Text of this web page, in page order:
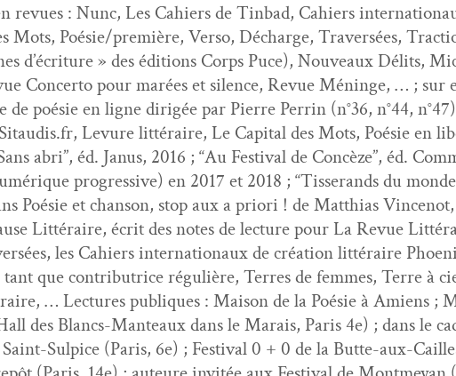
revues : Nunc, Les Cahiers de Tin­bad, Cahiers
Mots, Poésie/première, Ver­so, Décharge, Tra­ver­sées,
d’écriture » des édi­tions Corps Puce), Nou­veaux Dél­its,
Con­cer­to pour marées et silence, Revue Méninge, … ; sur
de poésie en ligne dirigée par Pierre Per­rin (n°36, n°44,
Lev­ure lit­téraire, Le Cap­i­tal des Mots, Poésie en
abri”, éd. Janus, 2016 ; “Au Fes­ti­val de Con­cèze”, éd.
pro­gres­sive) en 2017 et 2018 ; “Tis­serands du
Poésie et chan­son, stop aux a pri­ori ! de Matthias
Lit­téraire, écrit des notes de lec­ture pour La Revue
les Cahiers inter­na­tionaux de créa­tion lit­téraire
tant que con­tributrice régulière, Ter­res de femmes, Terre à
… Lec­tures publiques : Mai­son de la Poésie à Amiens ;
des Blancs-Man­teaux dans le Marais, Paris 4e) ; dans le
Sulpice (Paris, 6e) ; Fes­ti­val 0 + 0 de la Butte-aux-